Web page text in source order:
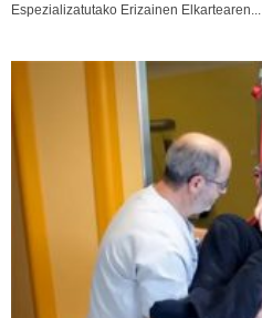
Espezializatutako Erizainen Elkartearen...